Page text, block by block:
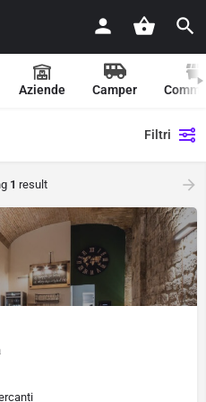
Aziende Camper
Filtri
1 result